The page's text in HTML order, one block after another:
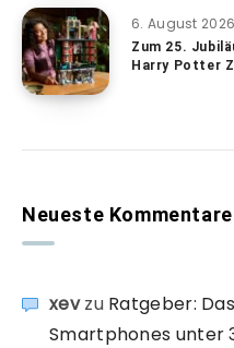
6. August 2026
Zum 25.
Harry Potter
Neueste Kommentare
xevzu Ratgeber:
Smartphones unter